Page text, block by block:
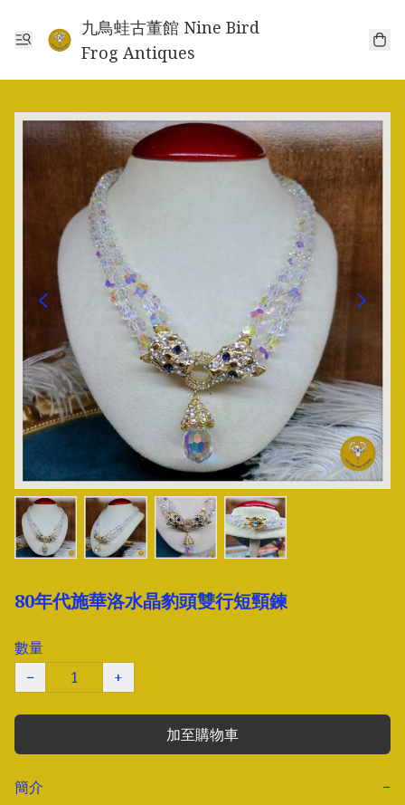
九鳥蛙古董館 Nine Bird
Frog Antiques
80年代施華洛水晶豹頭雙行短頸鍊
數量
−
+
加至購物車
簡介
−